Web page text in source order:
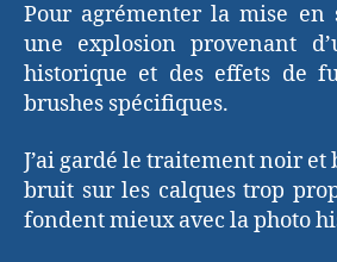
Pour agrémenter la mise en
une explosion provenant
historique et des effets de
brushes spécifiques.
J’ai gardé le traitement noir et
bruit sur les calques trop
fondent mieux avec la photo